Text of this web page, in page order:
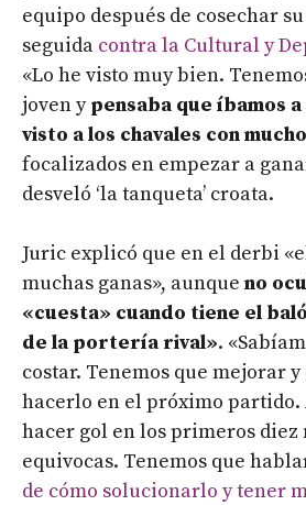
equipo después de cosechar
seguida contra la Cultural y
«Lo he visto muy bien.
joven ypensaba que íbamos
visto a los chavales con
focalizados en empezar a
desveló ‘la tanqueta’ croata.
Juric explicó que en el derbi
muchas ganas», aunque no
«cuesta» cuando tiene el
de la portería rival».
costar. Tenemos que mejorar
hacerlo en el próximo partido.
hacer gol en los primeros diez
equivocas. Tenemos que
de cómo solucionarlo y tener